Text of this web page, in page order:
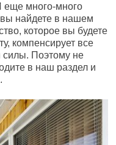
еще много-много
вы найдете в нашем
которое вы будете
компенсирует все
силы. Поэтому не
в наш раздел и